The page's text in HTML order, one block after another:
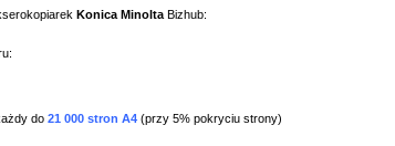
Konica Minolta Bizhub:
do 21 000 stron A4 (przy 5% pokryciu strony)